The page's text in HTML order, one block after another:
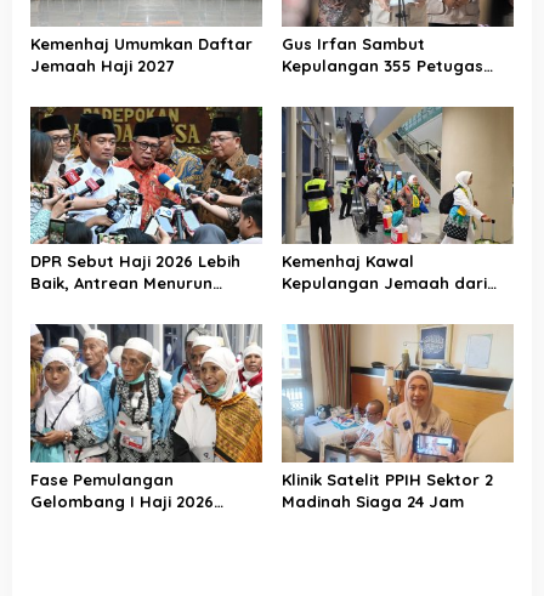
Kemenhaj Umumkan Daftar
Jemaah Haji 2027
Gus Irfan Sambut
Kepulangan 355 Petugas
DPR Sebut Haji 2026 Lebih
Baik, Antrean Menurun
Kemenhaj Kawal
Kepulangan Jemaah dari
Akan Didistribusikan di
Tanah Air
Fase Pemulangan
Gelombang I Haji 2026
Klinik Satelit PPIH Sektor 2
Madinah Siaga 24 Jam